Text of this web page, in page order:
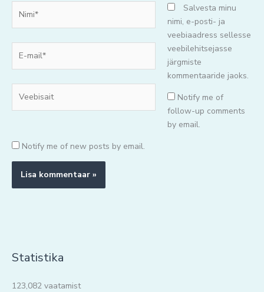
mail*
Salvesta minu
nimi, e-posti- ja
veebiaadress sellesse
veebilehitsejasse
järgmiste
kommentaaride jaoks.
Notify me of
follow-up comments
by email.
Notify me of new posts by email.
Statistika
123,082 vaatamist